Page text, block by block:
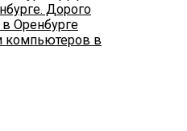
Дорого
компьютеров в